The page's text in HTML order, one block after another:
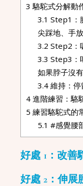
3 駱駝式分解動
3.1 Step1：
尖踩地、手
3.2 Step2：
3.3 Step3：
如果脖子沒
3.4 維持：停
4 進階練習：駱
5 練習駱駝式的
5.1 #感覺腰
好處 1：改善
好處 2：伸展